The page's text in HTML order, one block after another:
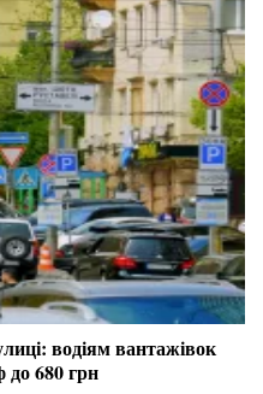
водіям вантажівок
680 грн